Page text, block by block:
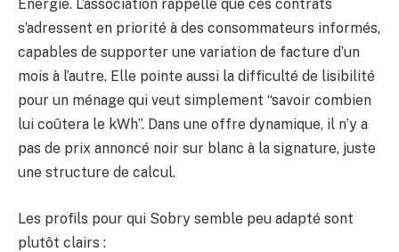
Énergie. L’association rappelle que ces contrats
s’adressent en priorité à des consommateurs informés,
capables de supporter une variation de facture d’un
mois à l’autre. Elle pointe aussi la difficulté de lisibilité
pour un ménage qui veut simplement “savoir combien
lui coûtera le kWh”. Dans une offre dynamique, il n’y a
pas de prix annoncé noir sur blanc à la signature, juste
une structure de calcul.
Les profils pour qui Sobry semble peu adapté sont
plutôt clairs :